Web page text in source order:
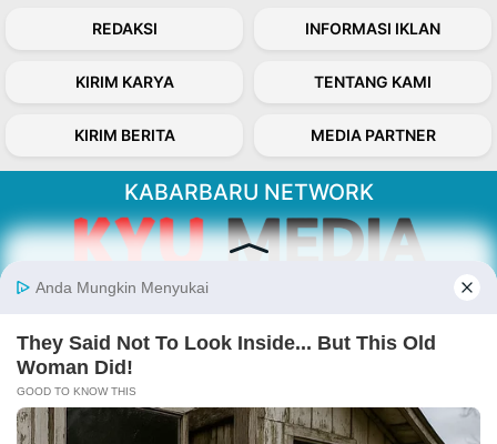
REDAKSI INFORMASI IKLAN
KIRIM KARYA TENTANG KAMI
KIRIM BERITA MEDIA PARTNER
KABARBARU NETWORK
serta terverifikasi dari sumber yang tepat.